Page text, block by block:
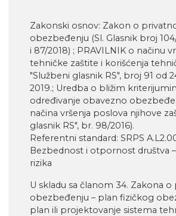
Zakonski osnov: Zakon o
obezbeđenju (Sl. Glasnik broj
i 87/2018) ; PRAVILNIK o načinu
tehničke zaštite i korišćenja
"Službeni glasnik RS", broj 91 od
2019.; Uredba o bližim
određivanje obavezno
načina vršenja poslova njihove
glasnik RS", br. 98/2016).
Referentni standard: SRPS
Bezbednost i otpornost društva
rizika
U skladu sa članom 34. Zakona
obezbeđenju – plan fizičkog
plan ili projektovanje sistema